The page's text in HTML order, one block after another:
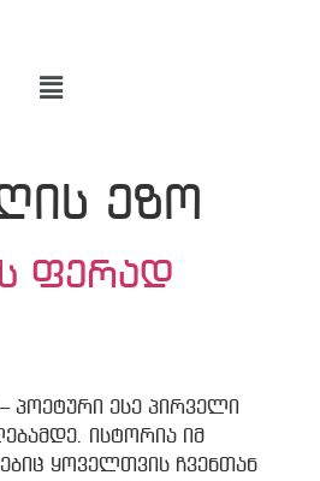
ეზო
ფერად
პოეტური ესე პირველი
ისტორია იმ
ყოველთვის ჩვენთან